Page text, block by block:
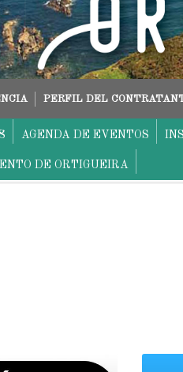
PERFIL DEL
AGENDA DE EVENTOS
DE ORTIGUEIRA
Lee